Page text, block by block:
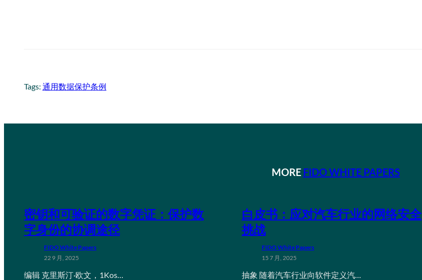
Tags: 通用数据保护条例
MORE FIDO WHITE PAPERS
密钥和可验证的数字凭证：保护数
字身份的协调途径
FIDO White Papers
22 9 月, 2025
编辑 克里斯汀·欧文，1Kos…
白皮书：应对汽车行业的网络安全
挑战
FIDO White Papers
15 7 月, 2025
抽象 随着汽车行业向软件定义汽…